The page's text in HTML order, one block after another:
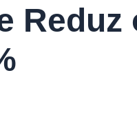
Reduz